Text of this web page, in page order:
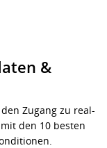
&
Zugang zu real-
den 10 besten